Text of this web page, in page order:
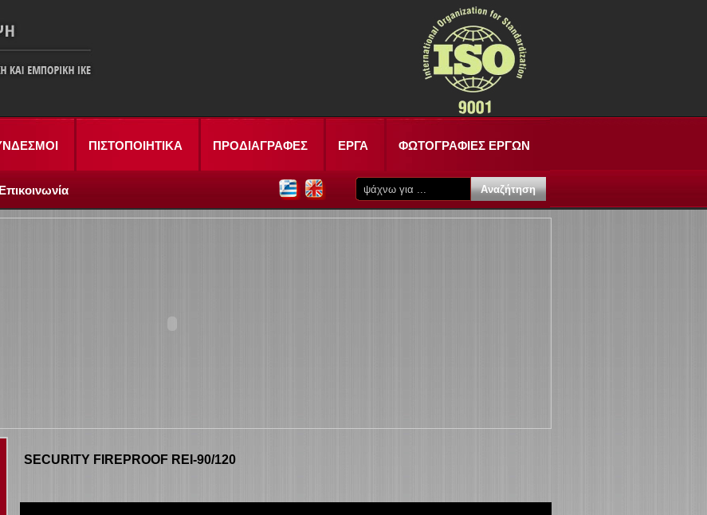
ΠΙΣΤΟΠΟΙΗΤΙΚΑ ΠΡΟΔΙΑΓΡΑΦΕΣ ΕΡΓΑ ΦΩΤΟΓΡΑΦΙΕΣ ΕΡΓΩΝ
Επικοινωνία
SECURITY FIREPROOF REI-90/120